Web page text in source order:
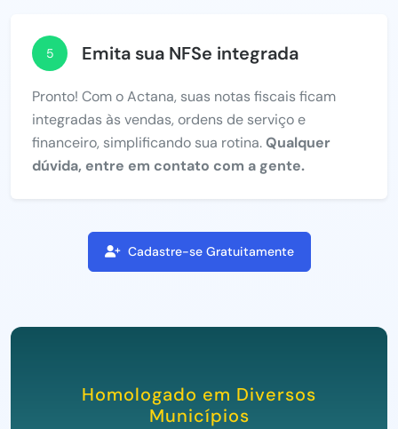
5 Emita sua NFSe integrada
Pronto! Com o Actana, suas notas fiscais ficam
integradas às vendas, ordens de serviço e
financeiro, simplificando sua rotina.Qualquer
dúvida, entre em contato com a gente.
Cadastre-se Gratuitamente
Homologado em Diversos
Municípios